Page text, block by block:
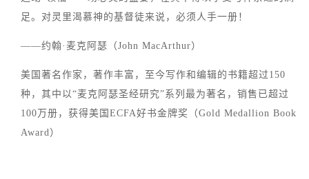
足。对灵里渴慕神的基督徒来说，必须人手一册！
——约翰·麦克阿瑟（John MacArthur）
美国著名作家，著作丰富，至今写作和编辑的书籍超过150
种，其中以“麦克阿瑟圣经研究”系列最为著名，销售已超过
100万册，获得美国ECFA好书金牌奖（Gold Medallion Book
Award）